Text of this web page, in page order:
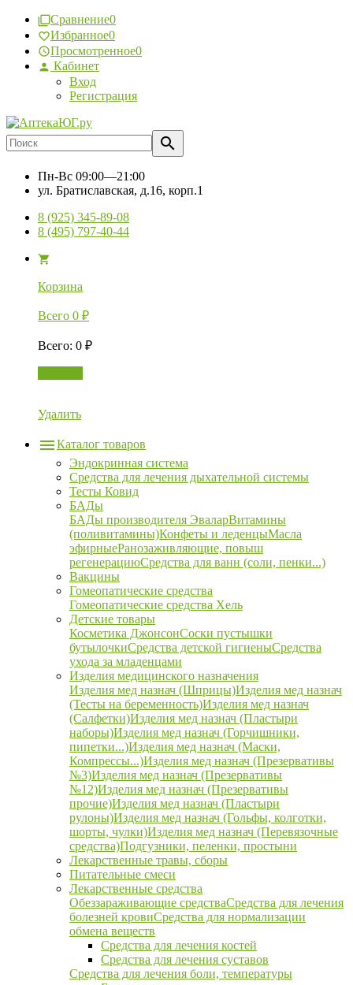
Сравнение0
Избранное0
Просмотренное0
Кабинет
Вход
Регистрация
Пн-Вс 09:00—21:00
ул. Братиславская, д.16, корп.1
8 (925) 345-89-08
8 (495) 797-40-44
Корзина
Всего 0 ₽
Всего: 0 ₽
Удалить
Каталог товаров
Эндокринная система
Средства для лечения дыхательной системы
Тесты Ковид
БАДы
БАДы производителя ЭваларВитамины
(поливитамины)Конфеты и леденцыМасла
эфирныеРанозаживляющие, повыш
регенерациюСредства для ванн (соли, пенки...)
Вакцины
Гомеопатические средства
Гомеопатические средства Хель
Детские товары
Косметика ДжонсонСоски пустышки
бутылочкиСредства детской гигиеныСредства
ухода за младенцами
Изделия медицинского назначения
Изделия мед назнач (Шприцы)Изделия мед назнач
(Тесты на беременность)Изделия мед назнач
(Салфетки)Изделия мед назнач (Пластыри
наборы)Изделия мед назнач (Горчишники,
пипетки...)Изделия мед назнач (Маски,
Компрессы...)Изделия мед назнач (Презервативы
№3)Изделия мед назнач (Презервативы
№12)Изделия мед назнач (Презервативы
прочие)Изделия мед назнач (Пластыри
рулоны)Изделия мед назнач (Гольфы, колготки,
шорты, чулки)Изделия мед назнач (Перевязочные
средства)Подгузники, пеленки, простыни
Лекарственные травы, сборы
Питательные смеси
Лекарственные средства
Обеззараживающие средстваСредства для лечения
болезней кровиСредства для нормализации
обмена веществ
Средства для лечения костей
Средства для лечения суставов
Средства для лечения боли, температуры